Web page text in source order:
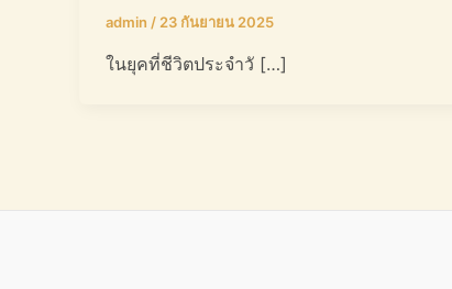
admin /23 กันยายน 2025
ในยุคที่ชีวิตประจำวั […]